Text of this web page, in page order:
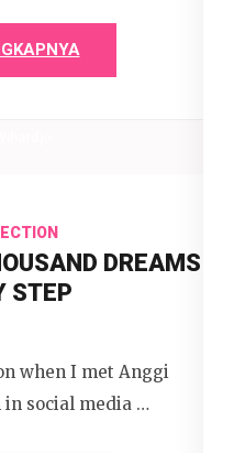
DREAMS
STEP
when I met Anggi
in social media …